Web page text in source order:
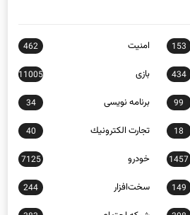
434 بازی 11005
99 برنامه نويسی 34
18 تجارت الكترونيك 40
1457 خودرو 7125
149 سخت‌افزار 244
308 شبكه اجتماعی 383